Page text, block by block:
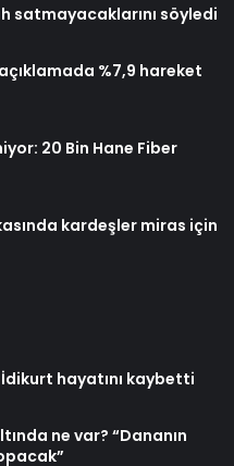
satmayacaklarını söyledi
%7,9 hareket
20 Bin Hane Fiber
kardeşler miras için
İdikurt hayatını kaybetti
ne var? “Dananın